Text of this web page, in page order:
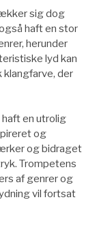
sig dog
haft en stor
herunder
lyd kan
klangfarve, der
en utrolig
og
og bidraget
Trompetens
af genrer og
vil fortsat